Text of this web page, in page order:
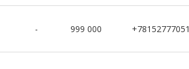
- 999 000 +78152777051